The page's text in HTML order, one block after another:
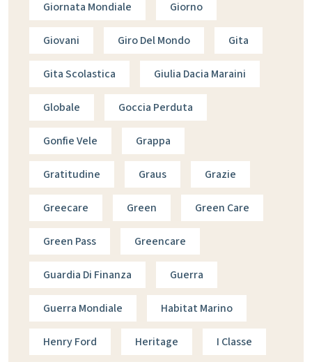
Giornata Mondiale Giorno
Giovani Giro Del Mondo Gita
Gita Scolastica Giulia Dacia Maraini
Globale Goccia Perduta
Gonfie Vele Grappa
Gratitudine Graus Grazie
Greecare Green Green Care
Green Pass Greencare
Guardia Di Finanza Guerra
Guerra Mondiale Habitat Marino
Henry Ford Heritage I Classe